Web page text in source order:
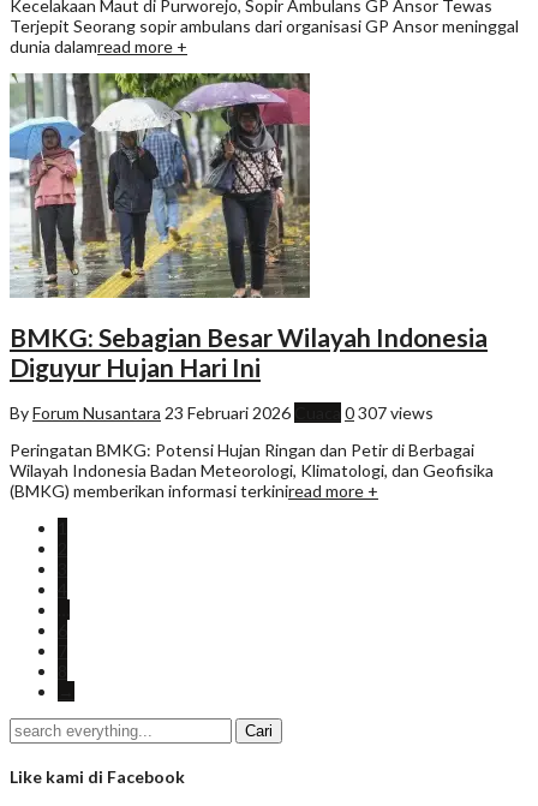
Kecelakaan Maut di Purworejo, Sopir Ambulans GP Ansor Tewas
Terjepit Seorang sopir ambulans dari organisasi GP Ansor meninggal
dunia dalamread more +
BMKG: Sebagian Besar Wilayah Indonesia
Diguyur Hujan Hari Ini
ByForum Nusantara 23 Februari 2026 0307 views
Peringatan BMKG: Potensi Hujan Ringan dan Petir di Berbagai
Wilayah Indonesia Badan Meteorologi, Klimatologi, dan Geofisika
(BMKG) memberikan informasi terkiniread more +
Like kami di Facebook